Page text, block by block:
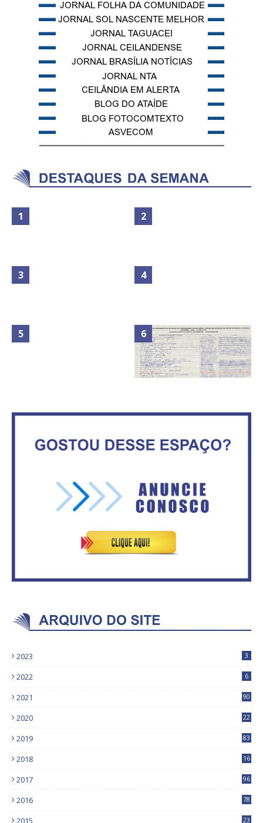
Maior São João do Cerrado
movimenta fim de semana em
Ceilândia
No Brasil do golpe, 61,5 mi de
Circulação de ar no túnel será
IFB abre inscrições para mais de
ATA DA 1ª REUNIÃO DA
ASVECOM DE 2016
2023 3
2022 6
2021 90
2020
22
2019
83
2018
16
2017
96
2016
78
2015 23